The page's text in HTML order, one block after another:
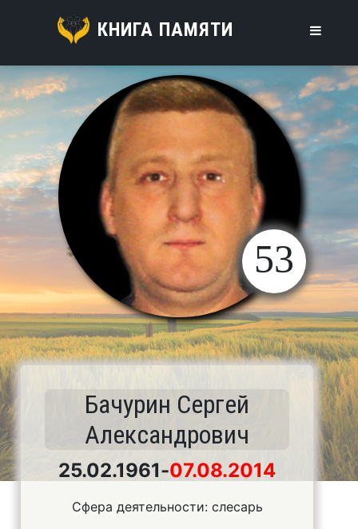
КНИГА ПАМЯТИ
53
Бачурин Сергей
Александрович
25.02.1961-07.08.2014
Сфера деятельности: слесарь